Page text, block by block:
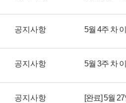
공지사항 5월 4주 차
공지사항 5월 3주 차
공지사항 [완료] 5월